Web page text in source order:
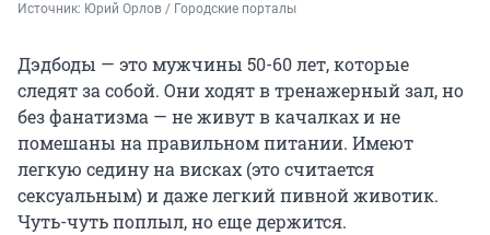
Источник: Юрий Орлов / Городские порталы
Дэдбоды — это мужчины 50-60 лет, которые
следят за собой. Они ходят в тренажерный зал, но
без фанатизма — не живут в качалках и не
помешаны на правильном питании. Имеют
легкую седину на висках (это считается
сексуальным) и даже легкий пивной животик.
Чуть-чуть поплыл, но еще держится.